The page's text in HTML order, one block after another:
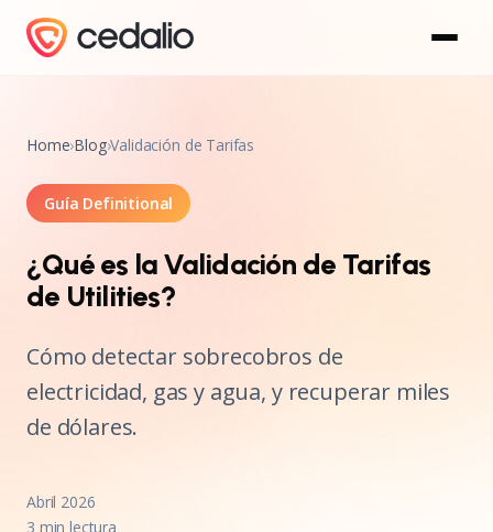
Home›Blog›Validación de Tarifas
Guía Definitional
¿Qué es la Validación de Tarifas
de Utilities?
Cómo detectar sobrecobros de
electricidad, gas y agua, y recuperar miles
de dólares.
Abril 2026
3 min lectura